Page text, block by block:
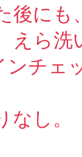
後にも
えら
ンチェ
なし。